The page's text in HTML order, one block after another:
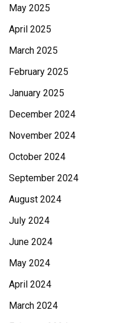
May 2025
April 2025
March 2025
February 2025
January 2025
December 2024
November 2024
October 2024
September 2024
August 2024
July 2024
June 2024
May 2024
April 2024
March 2024